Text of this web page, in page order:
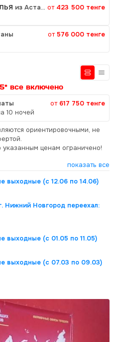
из Астаны от 423 500 тенге
от576 000 тенге
все включено
от 617 750 тенге
10 ночей
ориентировочными, не
указанным ценам ограничено!
показать все
выходные (с 12.06 по 14.06)
Нижний Новгород переехал:
выходные (с 01.05 по 11.05)
выходные (с 07.03 по 09.03)